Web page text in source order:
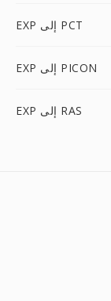
EXP إلى PCT
EXP إلى PICON
EXP إلى RAS